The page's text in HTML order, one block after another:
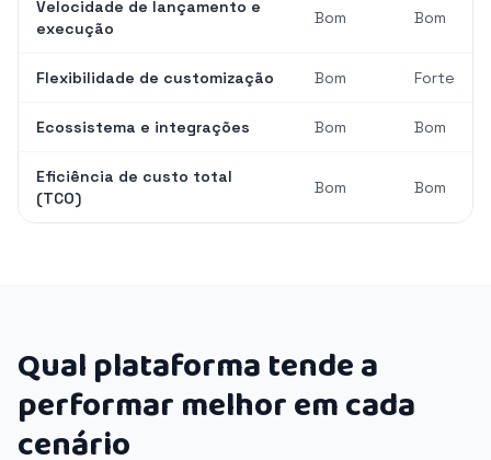
Velocidade de lançamento e
execução
Bom Bom
Flexibilidade de customização Bom Forte
Ecossistema e integrações Bom Bom
Eficiência de custo total
(TCO)
Bom Bom
Qual plataforma tende a
performar melhor em cada
cenário